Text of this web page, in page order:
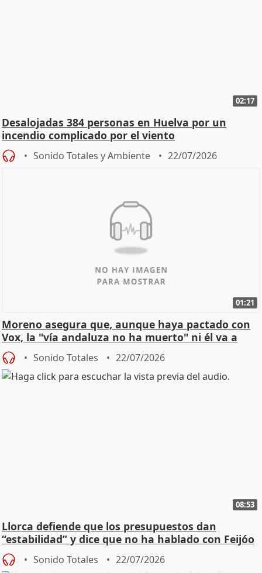
02:17
Desalojadas 384 personas en Huelva por un
incendio complicado por el viento
Sonido Totales y Ambiente 22/07/2026
01:21
Moreno asegura que, aunque haya pactado con
Vox, la "vía andaluza no ha muerto" ni él va a
"cambiar"
Sonido Totales 22/07/2026
08:53
Llorca defiende que los presupuestos dan
“estabilidad” y dice que no ha hablado con Feijóo
Sonido Totales 22/07/2026